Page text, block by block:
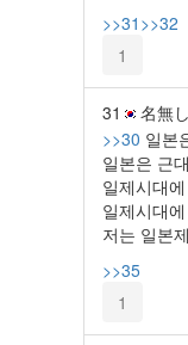
>>31 >>32
1
31 名無し
>>30 일본
일본은 근
일제시대
일제시대
저는 일본
>>35
1